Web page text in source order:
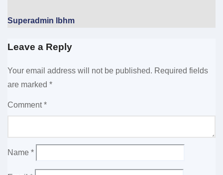
Superadmin lbhm
Leave a Reply
Your email address will not be published. Required fields
are marked *
Comment*
Name *